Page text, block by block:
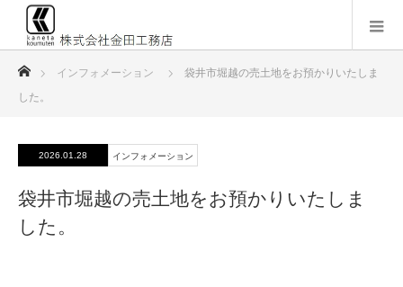
インフォメーション
袋井市堀越の売土地をお預かりいたしま
した。
2026.01.28 インフォメーション
袋井市堀越の売土地をお預かりいたしま
した。